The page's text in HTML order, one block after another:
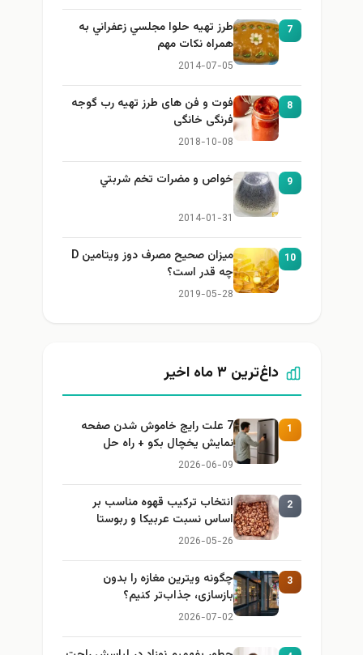
7
طرز تهيه حلوا مجلسي زعفراني به
همراه نكات مهم
2014-07-05
8
فوت و فن های طرز تهیه رب گوجه
فرنگی خانگی
2018-10-08
9 خواص و مضرات تخم شربتي
2014-01-31
10
میزان صحیح مصرف دوز ویتامین D
چه قدر است؟
2019-05-28
داغ‌ترین ۳ ماه اخیر
1
7 علت رایج خاموش شدن صفحه
نمایش یخچال بکو + راه حل
2026-06-09
2
انتخاب ترکیب قهوه مناسب بر
اساس نسبت عربیکا و ربوستا
2026-05-26
3
چگونه ویترین مغازه را بدون
بازسازی، جذاب‌تر کنیم؟
2026-07-02